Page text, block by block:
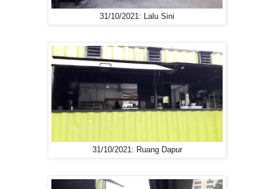
31/10/2021: Lalu Sini
31/10/2021: Ruang Dapur